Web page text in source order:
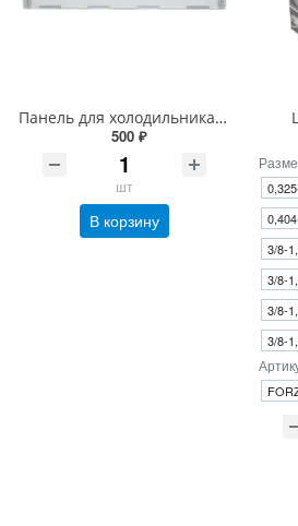
Панель для холодильника Атлант
500 ₽
шт
В корзину
3/8-
3/8-
3/8-
3/8-